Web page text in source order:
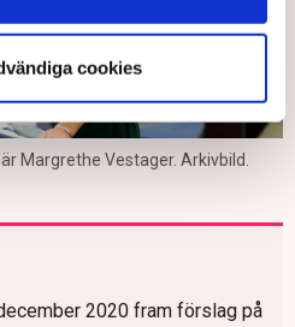
cookies
Margrethe Vestager. Arkivbild.
2020 fram förslag på